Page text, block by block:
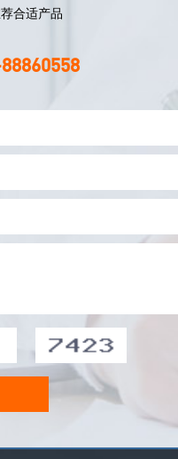
合适产品